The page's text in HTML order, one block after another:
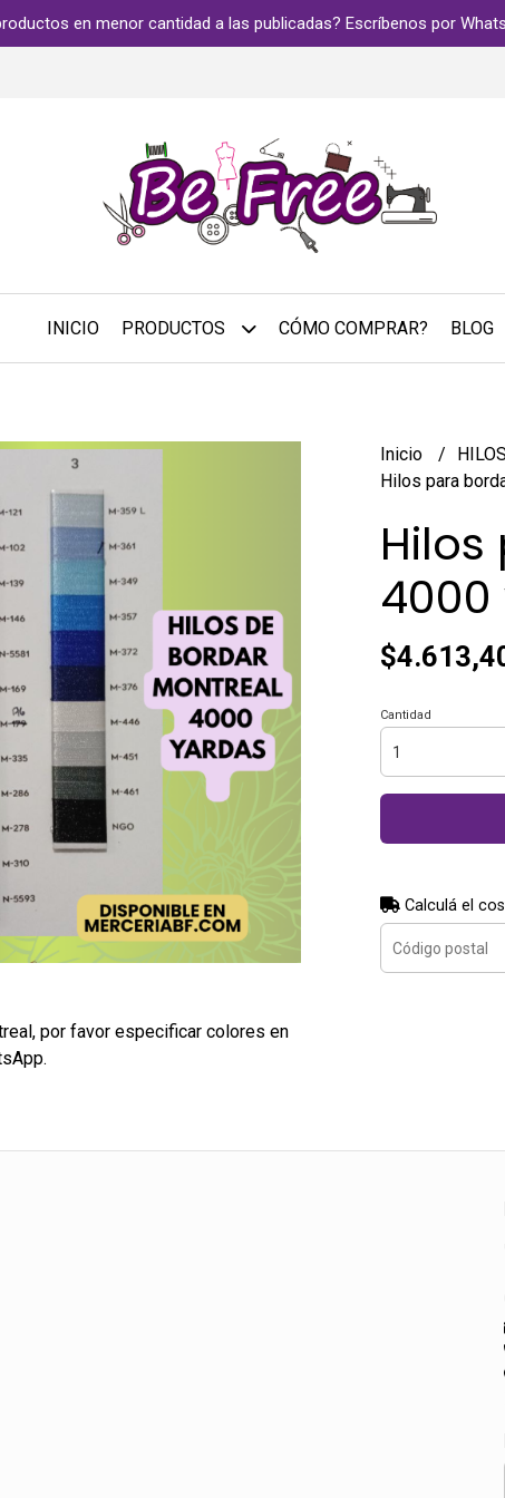
en menor cantidad a las publicadas? Escríbenos por
INICIO PRODUCTOS CÓMO COMPRAR? BLOG
por favor especificar colores en
Inicio HILOS
Hilos para
Cantidad
Calculá el